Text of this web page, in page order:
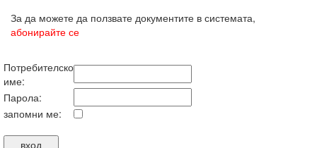
За да можете да ползвате документите в системата,
абонирайте се
Потребителско
име:
Парола:
запомни ме: